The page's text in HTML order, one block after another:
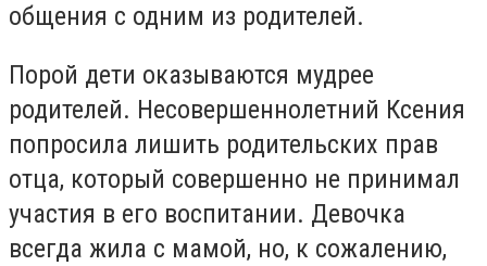
общения с одним из родителей.
Порой дети оказываются мудрее
родителей. Несовершеннолетний Ксения
попросила лишить родительских прав
отца, который совершенно не принимал
участия в его воспитании. Девочка
всегда жила с мамой, но, к сожалению,